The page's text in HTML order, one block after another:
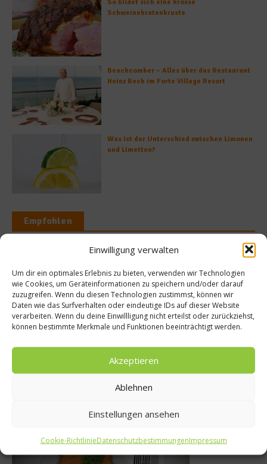
Einwilligung verwalten
Um dir ein optimales Erlebnis zu bieten, verwenden wir Technologien
wie Cookies, um Geräteinformationen zu speichern und/oder darauf
zuzugreifen. Wenn du diesen Technologien zustimmst, können wir
Daten wie das Surfverhalten oder eindeutige IDs auf dieser Website
verarbeiten. Wenn du deine Einwillligung nicht erteilst oder zurückziehst,
können bestimmte Merkmale und Funktionen beeinträchtigt werden.
Akzeptieren
Ablehnen
Einstellungen ansehen
Cookie-RichtlinieDatenschutzbestimmungenImpressum
So bildet sich eine krosse
Schweinebratenkruste
Beachcomber – Alles über das Restaurant
Heinz Beck im Forte Village Resort
Was ist der Unterschied zwischen Limonen
und Limetten?
Empfohlen
mit
Bio & Co
Soll man Obst
5. Januar
Was isst Deutschland